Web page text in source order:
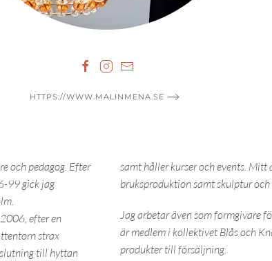
HTTPS://WWW.MALINMENA.SE
och pedagog. Efter
99 gick jag
efter en
strax
till hyttan
samt håller kurser och events. Mitt
bruksproduktion samt skulptur
Jag arbetar även som formgivare
är medlem i kollektivet Blås och
produkter till försäljning.